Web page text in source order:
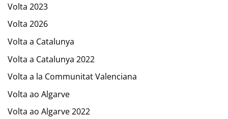
Volta 2023
Volta 2026
Volta a Catalunya
Volta a Catalunya 2022
Volta a la Communitat Valenciana
Volta ao Algarve
Volta ao Algarve 2022